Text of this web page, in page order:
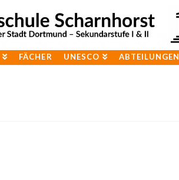
FÄCHER UNESCO ABTEILUNGEN